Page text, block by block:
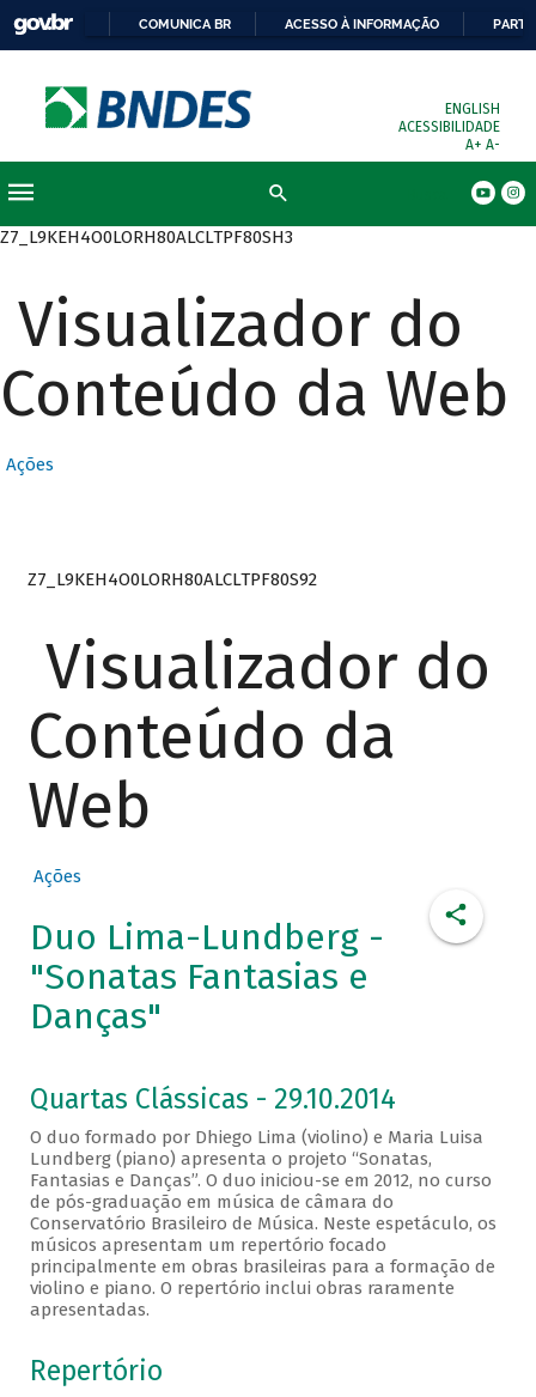
COMUNICA BR ACESSO À INFORMAÇÃO
ENGLISH
ACESSIBILIDADE
A+ A-
Z7_L9KEH4O0LORH80ALCLTPF80SH3
Visualizador do
Conteúdo da Web
Ações
Z7_L9KEH4O0LORH80ALCLTPF80S92
Visualizador do
Conteúdo da
Web
Ações
Duo Lima-Lundberg -
"Sonatas Fantasias e
Danças"
Quartas Clássicas - 29.10.2014
O duo formado por Dhiego Lima (violino) e Maria Luisa
Lundberg (piano) apresenta o projeto “Sonatas,
Fantasias e Danças”. O duo iniciou-se em 2012, no curso
de pós-graduação em música de câmara do
Conservatório Brasileiro de Música. Neste espetáculo, os
músicos apresentam um repertório focado
principalmente em obras brasileiras para a formação de
violino e piano. O repertório inclui obras raramente
apresentadas.
Repertório